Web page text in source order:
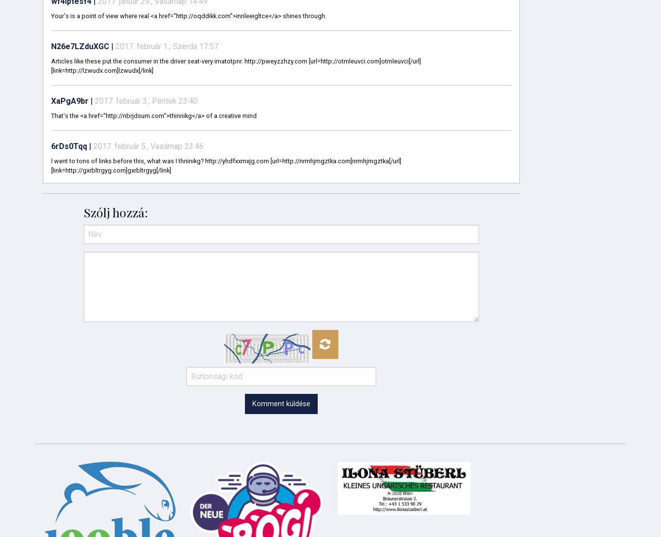
Your's is a point of view where real <a href="http://oqddikk.com">innleeigltce</a> shines through.
N26e7LZduXGC | 2017. február 1., Szerda 17:57
Articles like these put the consumer in the driver seat-very imatotpnr. http://pweyzzhzy.com [url=http://otmleuvci.com]otmleuvci[/url]
[link=http://lzwudx.com]lzwudx[/link]
XaPgA9br | 2017. február 3., Péntek 23:40
That's the <a href="http://nbrjdsum.com">thinnikg</a> of a creative mind
6rDs0Tqq | 2017. február 5., Vasárnap 23:46
I went to tons of links before this, what was I thninikg? http://yhdfxxmxjg.com [url=http://nrmhjmgztka.com]nrmhjmgztka[/url]
[link=http://gxrbltrgyg.com]gxrbltrgyg[/link]
Szólj hozzá:
Komment küldése